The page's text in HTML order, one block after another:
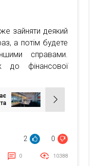
зайняти деякий
а потім будете
справами.
фінансової
2 0
0 10388